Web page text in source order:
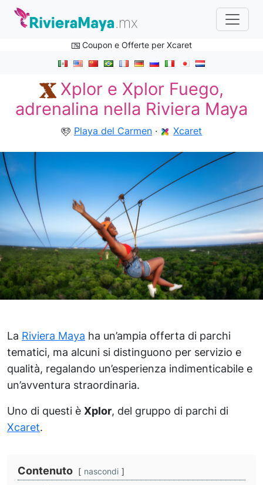
Coupon e Offerte per Xcaret
Xplor e Xplor Fuego,
adrenalina nella Riviera Maya
Playa del Carmen · Xcaret
La Riviera Maya ha un’ampia offerta di parchi
tematici, ma alcuni si distinguono per servizio e
qualità, regalando un’esperienza indimenticabile e
un’avventura straordinaria.
Uno di questi è Xplor, del gruppo di parchi di
Xcaret.
Contenuto nascondi